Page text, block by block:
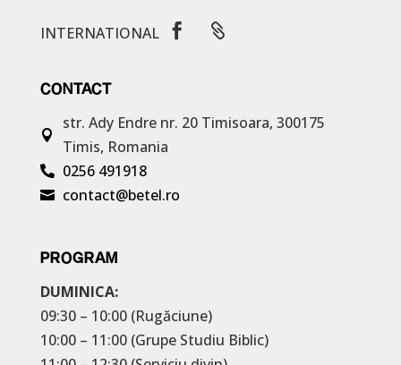
INTERNATIONAL  
CONTACT

str. Ady Endre nr. 20 Timisoara, 300175
Timis, Romania
 0256 491918
 contact@betel.ro
PROGRAM
DUMINICA:
09:30 – 10:00 (Rugăciune)
10:00 – 11:00 (Grupe Studiu Biblic)